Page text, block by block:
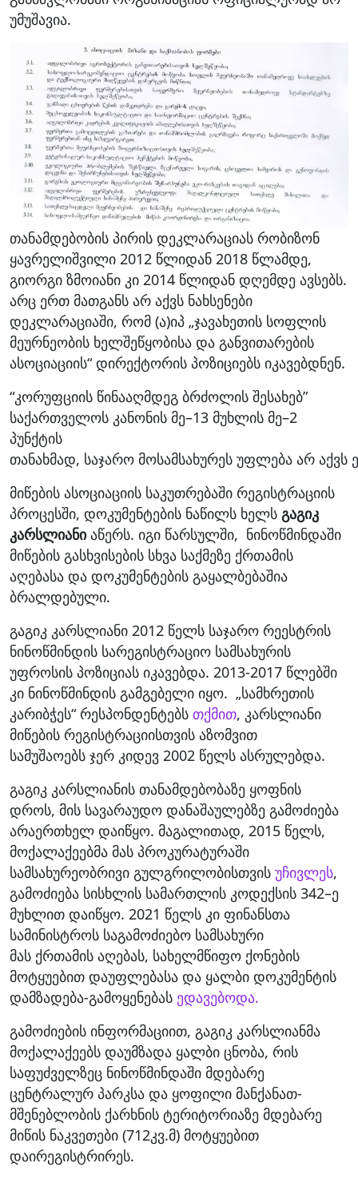
უმუშავია.
თანამდებობის პირის დეკლარაციას რობიზონ
ყავრელიშვილი 2012 წლიდან 2018 წლამდე,
გიორგი ზმოიანი კი 2014 წლიდან დღემდე ავსებს.
არც ერთ მათგანს არ აქვს ნახსენები
დეკლარაციაში, რომ (ა)იპ „ჯავახეთის სოფლის
მეურნეობის ხელშეწყობისა და განვითარების
ასოციაციის“ დირექტორის პოზიციებს იკავებდნენ.
“კორუფციის წინააღმდეგ ბრძოლის შესახებ”
საქართველოს კანონის მე–13 მუხლის მე–2
პუნქტის
თანახმად, საჯარო მოსამსახურეს უფლება არ
მიწების ასოციაციის საკუთრებაში რეგისტრაციის
პროცესში, დოკუმენტების ნაწილს ხელს გაგიკ
კარსლიანიაწერს. იგი წარსულში, ნინოწმინდაში
მიწების გასხვისების სხვა საქმეზე ქრთამის
აღებასა და დოკუმენტების გაყალბებაშია
ბრალდებული.
გაგიკ კარსლიანი 2012 წელს საჯარო რეესტრის
ნინოწმინდის სარეგისტრაციო სამსახურის
უფროსის პოზიციას იკავებდა. 2013-2017 წლებში
კი ნინოწმინდის გამგებელი იყო. „სამხრეთის
კარიბჭეს“ რესპონდენტებს თქმით, კარსლიანი
მიწების რეგისტრაციისთვის აზომვით
სამუშაოებს ჯერ კიდევ 2002 წელს ასრულებდა.
გაგიკ კარსლიანის თანამდებობაზე ყოფნის
დროს, მის სავარაუდო დანაშაულებზე გამოძიება
არაერთხელ დაიწყო. მაგალითად, 2015 წელს,
მოქალაქეებმა მას პროკურატურაში
სამსახურეობრივი გულგრილობისთვის უჩივლეს,
გამოძიება სისხლის სამართლის კოდექსის 342–ე
მუხლით დაიწყო. 2021 წელს კი ფინანსთა
სამინისტროს საგამოძიებო სამსახური
მას ქრთამის აღებას, სახელმწიფო ქონების
მოტყუებით დაუფლებასა და ყალბი დოკუმენტის
დამზადება-გამოყენებას ედავებოდა.
გამოძიების ინფორმაციით, გაგიკ კარსლიანმა
მოქალაქეებს დაუმზადა ყალბი ცნობა, რის
საფუძველზეც ნინოწმინდაში მდებარე
ცენტრალურ პარკსა და ყოფილი მანქანათ-
მშენებლობის ქარხნის ტერიტორიაზე მდებარე
მიწის ნაკვეთები (712კვ.მ) მოტყუებით
დაირეგისტრირეს.